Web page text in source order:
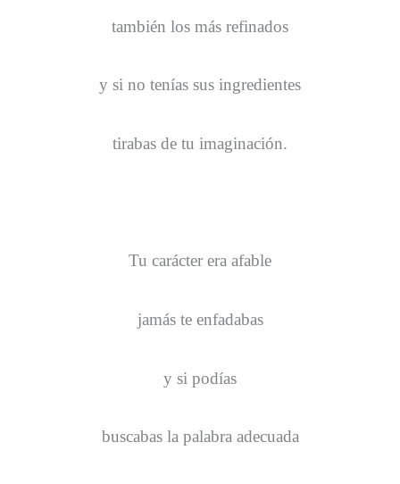
también los más refinados
y si no tenías sus ingredientes
tirabas de tu imaginación.
Tu carácter era afable
jamás te enfadabas
y si podías
buscabas la palabra adecuada